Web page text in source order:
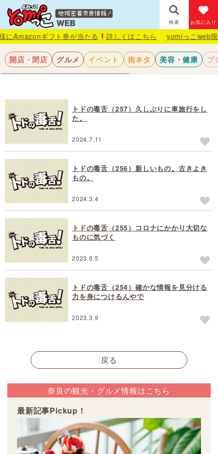
検索 お気に入り
ギフト券が当たる 詳しくはこちら yomiっこweb限定 毎
開店・閉店 グルメ イベント 街ネタ 美容・健康 プ
トドの毒舌（257）久しぶりに車旅行をし
た。
2024.7.11
トドの毒舌（256）新しいもの。古きよき
もの。
2024.3.4
トドの毒舌（255）コロナにかかり大切な
ものに気づく
2023.6.5
トドの毒舌（254）確かな情報を見分ける
力を身につけるんやで
2023.3.9
戻る
奈良の観光・グルメ情報はこちら
最新記事Pickup！